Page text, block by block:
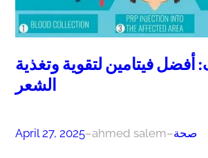
أفضل فيتامين لتقوية وتغذية
الشعر
April 27, 2025–ahmed salem–صحة